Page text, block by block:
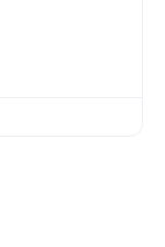
i język